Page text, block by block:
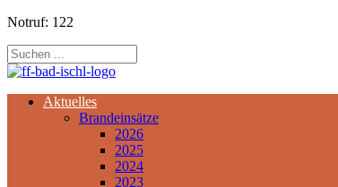
Notruf: 122
Aktuelles
Brandeinsätze
2026
2025
2024
2023